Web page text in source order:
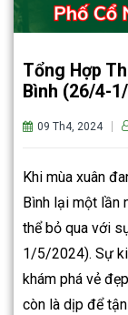
Tổng Hợp
Bình (26/4-
09 Th4, 2024
Khi mùa xuân
Bình lại một lần
thể bỏ qua với
1/5/2024). Sự
khám phá vẻ
còn là dịp để